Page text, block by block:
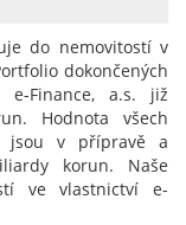
do nemovitostí v
dokončených
e-Finance, a.s. již
Hodnota všech
jsou v přípravě a
korun. Naše
ve vlastnictví e-